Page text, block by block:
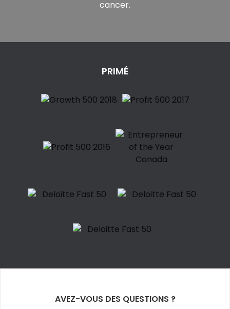
cancer.
PRIMÉ
AVEZ-VOUS DES QUESTIONS ?